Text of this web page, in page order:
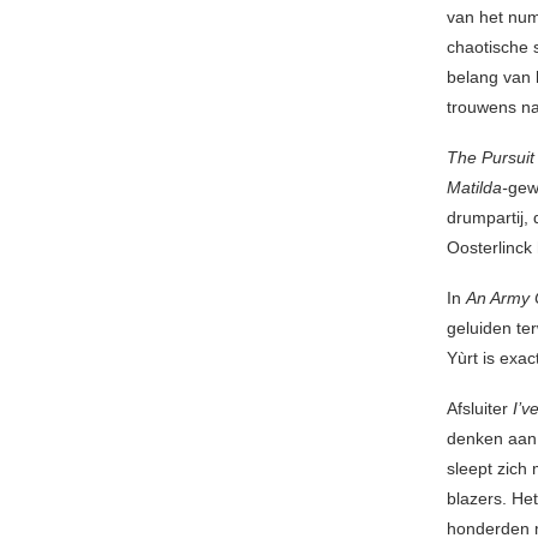
van het
chaotische
belang van
trouwens
The
Matilda-
drumpartij,
Oosterlinck
InAn Army
geluiden
Yùrt is
Afsluiter
denken
sleept zich
blazers.
honderden